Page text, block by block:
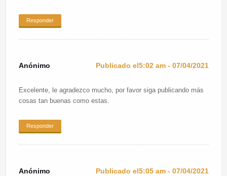
Responder
Anónimo Publicado el5:02 am - 07/04/2021
Excelente, le agradezco mucho, por favor siga publicando más
cosas tan buenas como estas.
Responder
Anónimo Publicado el5:05 am - 07/04/2021